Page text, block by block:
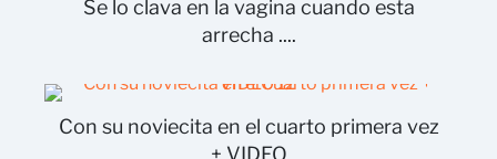
Se lo clava en la vagina cuando esta
arrecha ....
Con su noviecita en el cuarto primera vez
+ VIDEO